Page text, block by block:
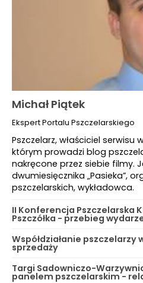
Michał Piątek
Ekspert Portalu Pszczelarskiego
Pszczelarz, właściciel
którym prowadzi blog
nakręcone przez siebie filmy.
dwumiesięcznika „Pasieka”,
pszczelarskich, wykładowca.
II Konferencja Pszczelarska
Pszczółka - przebieg
Współdziałanie pszczelarzy
sprzedaży
Targi Sadowniczo-
panelem pszczelarskim -